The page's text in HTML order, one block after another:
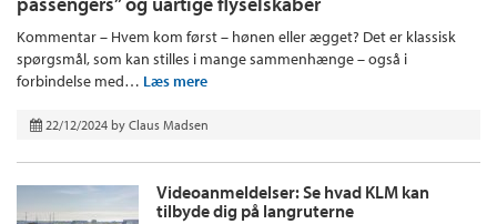
Kommentar – Hvem kom først – hønen eller ægget? Det er klassisk
spørgsmål, som kan stilles i mange sammenhænge – også i
forbindelse med… Læs mere
22/12/2024 by Claus Madsen
Videoanmeldelser: Se hvad KLM kan
tilbyde dig på langruterne